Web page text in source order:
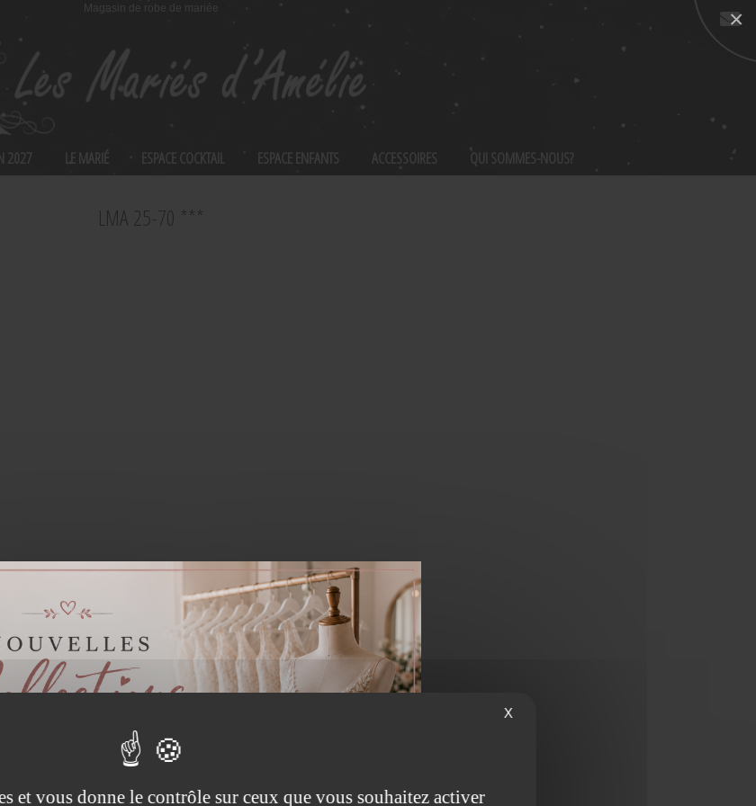
×
Magasin de robe de mariée
contacter
2027 LE MARIÉ ESPACE COCKTAIL ESPACE ENFANTS ACCESSOIRES QUI SOMMES-NOUS?
LMA 25-70 ***
X
et vous donne le contrôle sur ceux que vous souhaitez activer